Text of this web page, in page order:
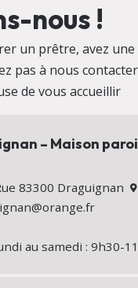
nous !
un prêtre, avez
pas à nous
de vous accueillir
– Maison
83300 Draguignan
au samedi : 9h30-